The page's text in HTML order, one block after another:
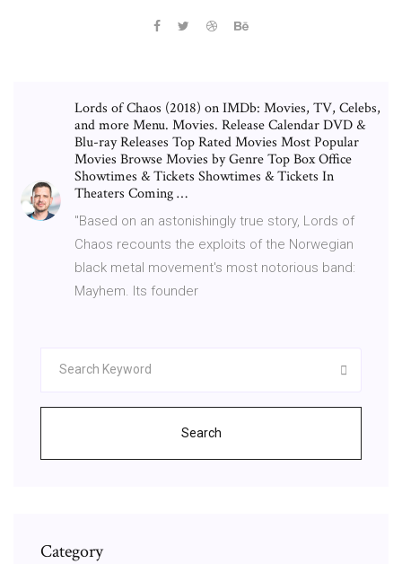
Lords of Chaos (2018) on IMDb: Movies, TV, Celebs,
and more Menu. Movies. Release Calendar DVD &
Blu-ray Releases Top Rated Movies Most Popular
Movies Browse Movies by Genre Top Box Office
Showtimes & Tickets Showtimes & Tickets In
Theaters Coming …
"Based on an astonishingly true story, Lords of
Chaos recounts the exploits of the Norwegian
black metal movement's most notorious band:
Mayhem. Its founder
Search
Category